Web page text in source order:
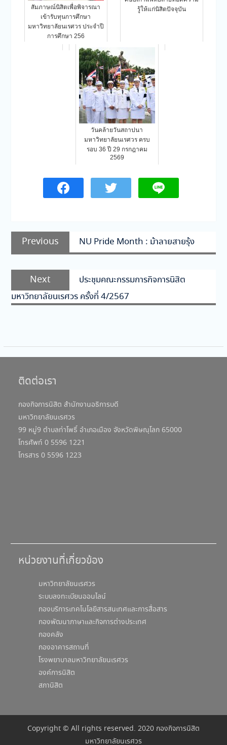
สัมภาษณ์นิสิตเพื่อพิจารณา
เข้ารับทุนการศึกษา
มหาวิทยาลัยนเรศวร ประจำปี
การศึกษา 256
รู้ให้แก่นิสิตปัจจุบัน
วันคล้ายวันสถาปนา
มหาวิทยาลัยนเรศวร ครบ
รอบ 36 ปี 29 กรกฎาคม
2569
แนะแนว
เรื่อง
Previous
Previous
post:
NU Pride Month : ม้าลายสายรุ้ง
Next
Next
post:
ประชุมคณะกรรมการกิจการนิสิต
มหาวิทยาลัยนเรศวร ครั้งที่ 4/2567
ติดต่อเรา
กองกิจการนิสิต สำนักงานอธิการบดี
มหาวิทยาลัยนเรศวร
99 หมู่9 ตำบลท่าโพธิ์ อำเภอเมือง จังหวัดพิษณุโลก 65000
โทรศัพท์ 0 5596 1221
โทรสาร 0 5596 1223
หน่วยงานที่เกี่ยวข้อง
มหาวิทยาลัยนเรศวร
ระบบลงทะเบียนออนไลน์
กองบริการเทคโนโลยีสารสนเทศและการสื่อสาร
กองพัฒนาภาษาและกิจการต่างประเทศ
กองคลัง
กองอาคารสถานที่
โรงพยาบาลมหาวิทยาลัยนเรศวร
องค์การนิสิต
สภานิสิต
Copyright © All rights reserved. 2020 กองกิจการนิสิต
มหาวิทยาลัยนเรศวร